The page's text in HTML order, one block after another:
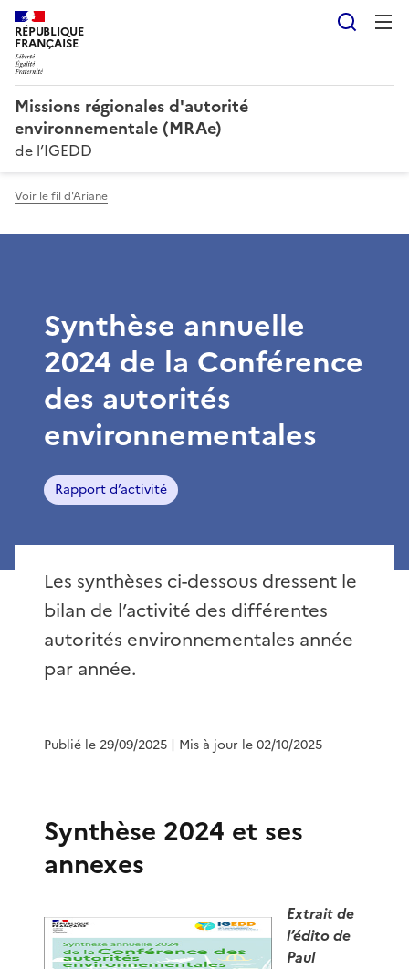
RÉPUBLIQUE
FRANÇAISE
Missions régionales d'autorité
environnementale (MRAe)
de l’IGEDD
Voir le fil d'Ariane
Synthèse annuelle
2024 de la Conférence
des autorités
environnementales
Rapport d’activité
Les synthèses ci-dessous dressent le
bilan de l’activité des différentes
autorités environnementales année
par année.
Publié le 29/09/2025 | Mis à jour le 02/10/2025
Synthèse 2024 et ses
annexes
Extrait de
l’édito de
Paul